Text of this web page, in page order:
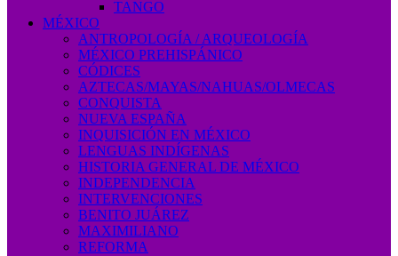
TANGO
MÉXICO
ANTROPOLOGÍA / ARQUEOLOGÍA
MÉXICO PREHISPÁNICO
CÓDICES
AZTECAS/MAYAS/NAHUAS/OLMECAS
CONQUISTA
NUEVA ESPAÑA
INQUISICIÓN EN MÉXICO
LENGUAS INDÍGENAS
HISTORIA GENERAL DE MÉXICO
INDEPENDENCIA
INTERVENCIONES
BENITO JUÁREZ
MAXIMILIANO
REFORMA